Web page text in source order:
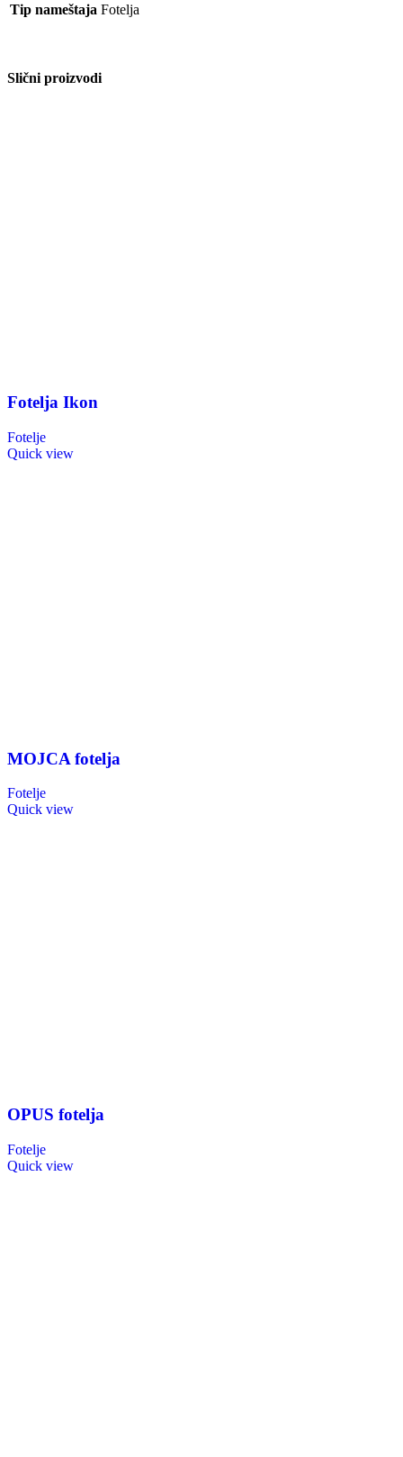
Tip nameštaja Fotelja
Slični proizvodi
Fotelja Ikon
Fotelje
Quick view
MOJCA fotelja
Fotelje
Quick view
OPUS fotelja
Fotelje
Quick view